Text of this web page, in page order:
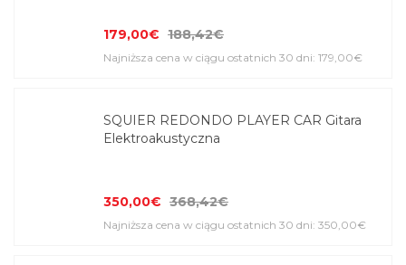
179,00€ 188,42€
Najniższa cena w ciągu ostatnich 30 dni: 179,00€
SQUIER REDONDO PLAYER CAR Gitara
Elektroakustyczna
350,00€ 368,42€
Najniższa cena w ciągu ostatnich 30 dni: 350,00€